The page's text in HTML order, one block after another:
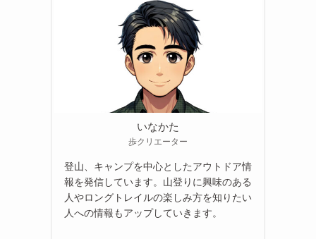
いなかた
歩クリエーター
登山、キャンプを中心としたアウトドア情
報を発信しています。山登りに興味のある
人やロングトレイルの楽しみ方を知りたい
人への情報もアップしていきます。